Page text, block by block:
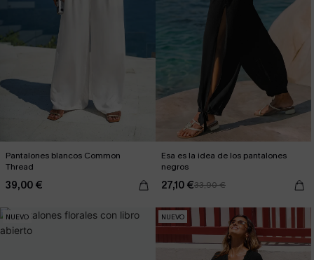
Pantalones blancos Common
Thread
39,00 €
Esa es la idea de los pantalones
negros
27,10 €33,90 €
NUEVO NUEVO